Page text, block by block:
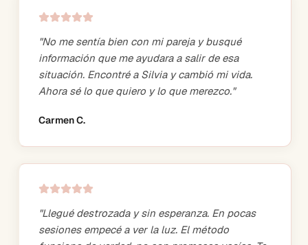
"No me sentía bien con mi pareja y busqué
información que me ayudara a salir de esa
situación. Encontré a Silvia y cambió mi vida.
Ahora sé lo que quiero y lo que merezco."
Carmen C.
"Llegué destrozada y sin esperanza. En pocas
sesiones empecé a ver la luz. El método